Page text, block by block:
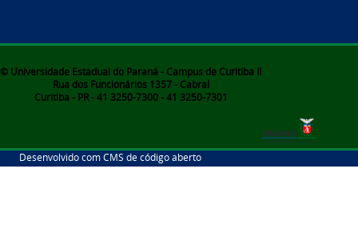
© Universidade Estadual do Paraná - Campus de Curitiba II
Rua dos Funcionários 1357 - Cabral
Curitiba - PR - 41 3250-7300 - 41 3250-7301
Desenvolvido com CMS de código aberto